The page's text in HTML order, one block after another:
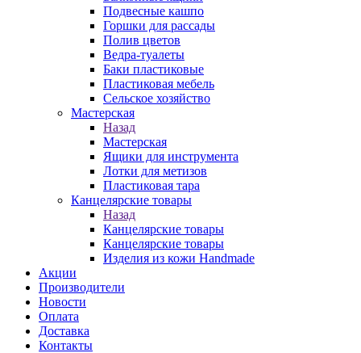
Подвесные кашпо
Горшки для рассады
Полив цветов
Ведра-туалеты
Баки пластиковые
Пластиковая мебель
Сельское хозяйство
Мастерская
Назад
Мастерская
Ящики для инструмента
Лотки для метизов
Пластиковая тара
Канцелярские товары
Назад
Канцелярские товары
Канцелярские товары
Изделия из кожи Handmade
Акции
Производители
Новости
Оплата
Доставка
Контакты